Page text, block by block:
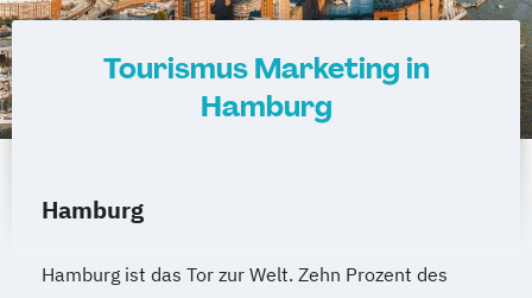
Tourismus Marketing in
Hamburg
Hamburg
Hamburg ist das Tor zur Welt. Zehn Prozent des